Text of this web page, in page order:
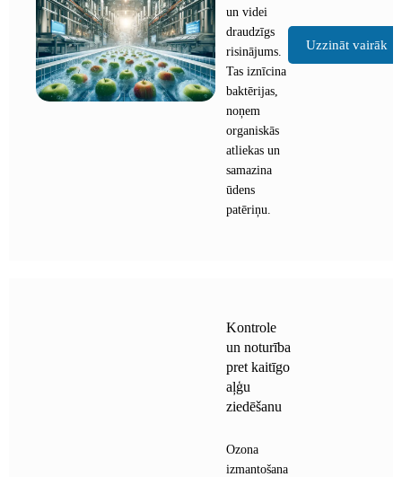
un videi
draudzīgs
risinājums.
Tas iznīcina
baktērijas,
noņem
organiskās
atliekas un
samazina
ūdens
patēriņu.
Uzzināt vairāk
Kontrole
un noturība
pret kaitīgo
aļģu
ziedēšanu
Ozona
izmantošana